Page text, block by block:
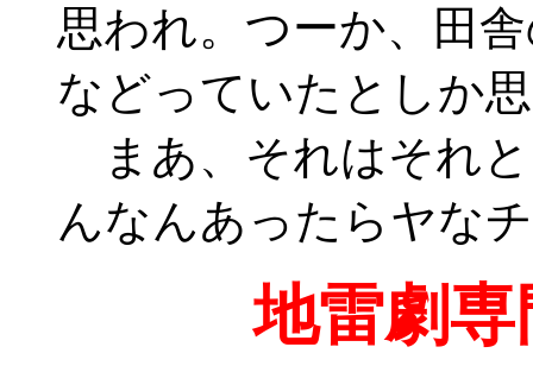
思われ。つーか、田
などっていたとしか
まあ、それはそれ
んなんあったらヤな
地雷劇